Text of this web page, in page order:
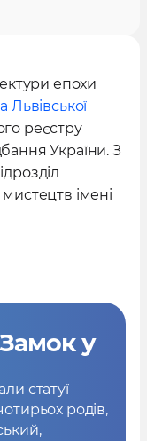
епохи
Львівської
реєстру
України. З
імені
у
статуї
родів,